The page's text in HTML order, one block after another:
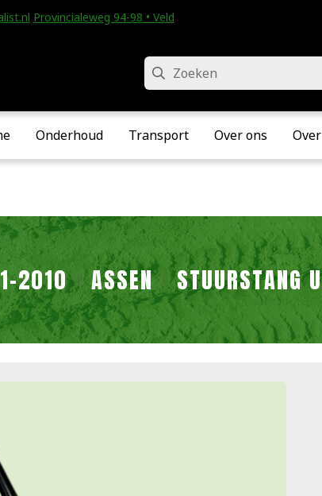
Provincialeweg 94-98 • Velddriel
Zoeken
Onderhoud Transport Over ons
2010 ASSEN STUURSTANG